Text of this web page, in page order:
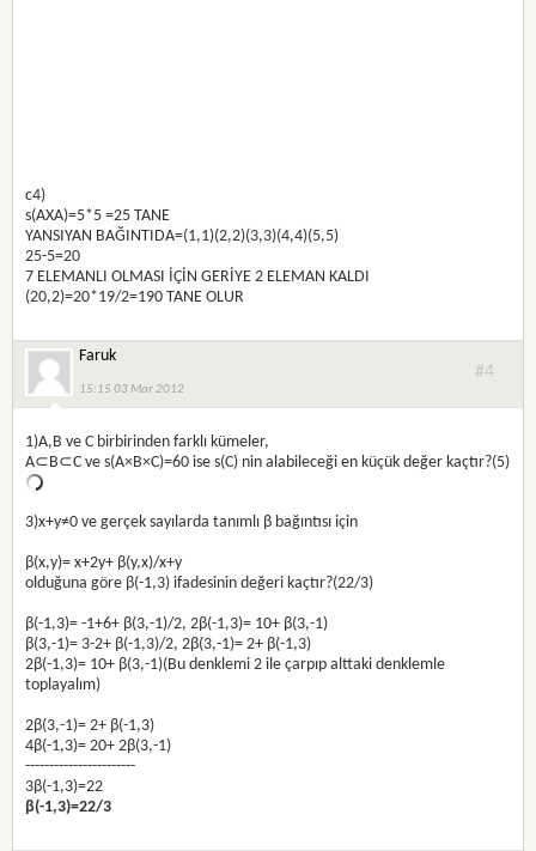
c4)
s(AXA)=5*5 =25 TANE
YANSIYAN BAĞINTIDA=(1,1)(2,2)(3,3)(4,4)(5,5)
25-5=20
7 ELEMANLI OLMASI İÇİN GERİYE 2 ELEMAN KALDI
(20,2)=20*19/2=190 TANE OLUR
Faruk
15:15 03 Mar 2012
#4
1)A,B ve C birbirinden farklı kümeler,
A⊂B⊂C ve s(A×B×C)=60 ise s(C) nin alabileceği en küçük değer kaçtır?(5)
3)x+y≠0 ve gerçek sayılarda tanımlı β bağıntısı için
β(x,y)= x+2y+ β(y,x)/x+y
olduğuna göre β(-1,3) ifadesinin değeri kaçtır?(22/3)
β(-1,3)= -1+6+ β(3,-1)/2, 2β(-1,3)= 10+ β(3,-1)
β(3,-1)= 3-2+ β(-1,3)/2, 2β(3,-1)= 2+ β(-1,3)
2β(-1,3)= 10+ β(3,-1)(Bu denklemi 2 ile çarpıp alttaki denklemle
toplayalım)
2β(3,-1)= 2+ β(-1,3)
4β(-1,3)= 20+ 2β(3,-1)
-----------------------
3β(-1,3)=22
β(-1,3)=22/3